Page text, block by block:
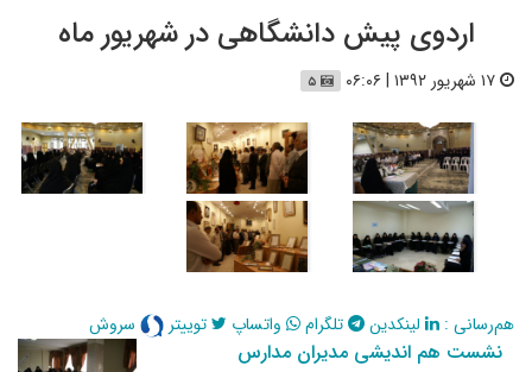
اردوی پیش دانشگاهی در شهریور ماه
هم‌رسانی : لینکدین تلگرام واتساپ توییتر سروش
نشست هم اندیشی مدیران مدارس